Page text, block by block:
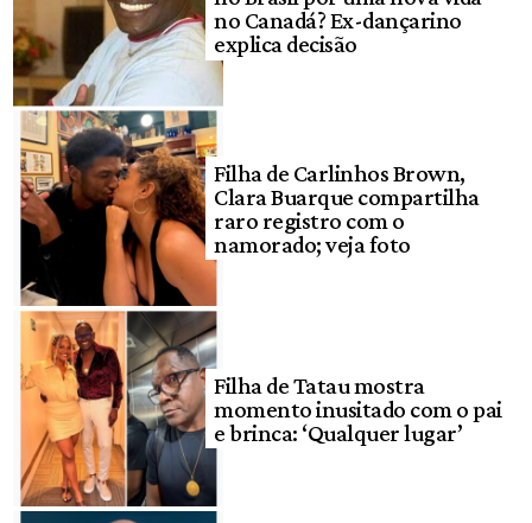
no Canadá? Ex-dançarino
explica decisão
Filha de Carlinhos Brown,
Clara Buarque compartilha
raro registro com o
namorado; veja foto
Filha de Tatau mostra
momento inusitado com o pai
e brinca: ‘Qualquer lugar’